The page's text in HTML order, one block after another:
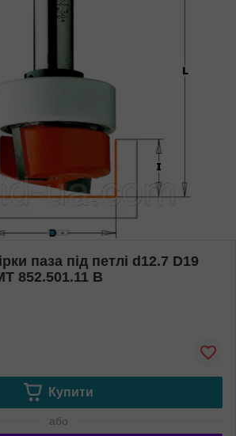
паза під петлі d12.7 D19
852.501.11 B
Купити
або